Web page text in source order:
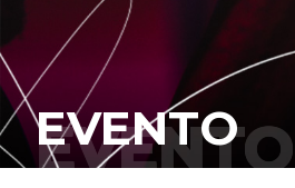
EVENTO
EVENTO